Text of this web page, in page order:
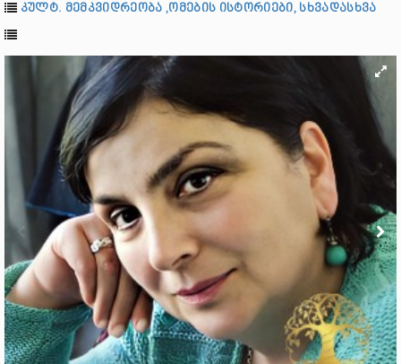
კულტ. მემკვიდრეობა ,ომების ისტორიები, სხვადასხვა